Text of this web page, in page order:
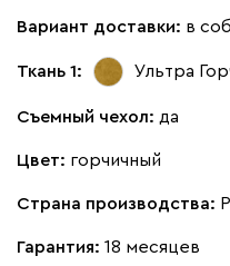
Ланза
Вариант доставки: в
Ткань 1: Ультра
Съемный чехол: да
Цвет: горчичный
Страна производства:
Гарантия: 18 месяцев